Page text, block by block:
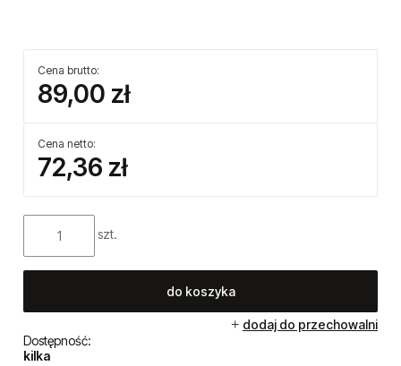
Cena brutto:
89,00 zł
Cena netto:
72,36 zł
szt.
do koszyka
dodaj do przechowalni
Dostępność:
kilka